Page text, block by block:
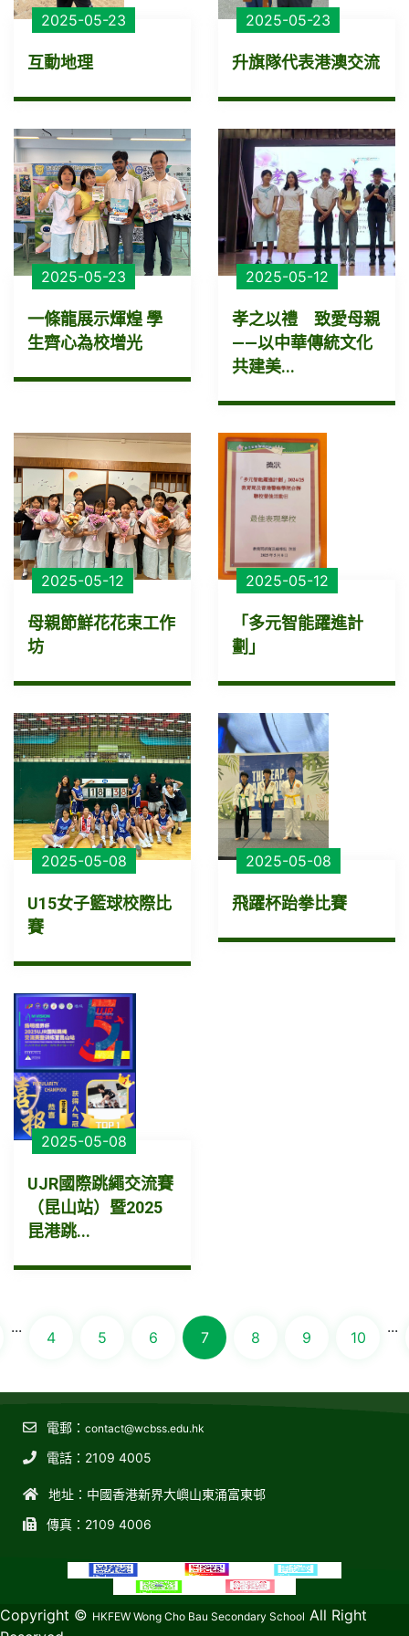
2025-05-23
互動地理
2025-05-23
升旗隊代表港澳交流
2025-05-23
一條龍展示煇煌 學
生齊心為校增光
2025-05-12
孝之以禮 致愛母親
——以中華傳統文化
共建美...
2025-05-12
母親節鮮花花束工作
坊
2025-05-12
「多元智能躍進計
劃」
2025-05-08
U15女子籃球校際比
賽
2025-05-08
飛躍杯跆拳比賽
2025-05-08
UJR國際跳繩交流賽
（昆山站）暨2025
昆港跳...
...
4 5 6 7 8 9 10
...
電郵： contact@wcbss.edu.hk
電話：2109 4005
地址：中國香港新界大嶼山東涌富東邨
傳真：2109 4006
教育傳媒集團 GoodSchool.hk
Copyright © HKFEW Wong Cho Bau Secondary School All Right